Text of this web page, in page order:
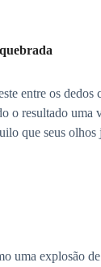
entre os
resultado uma
que seus
uma explosão